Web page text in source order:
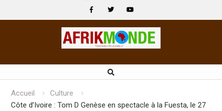
Accueil
Culture
Côte d’Ivoire : Tom D Genèse en spectacle à la Fuesta, le 27